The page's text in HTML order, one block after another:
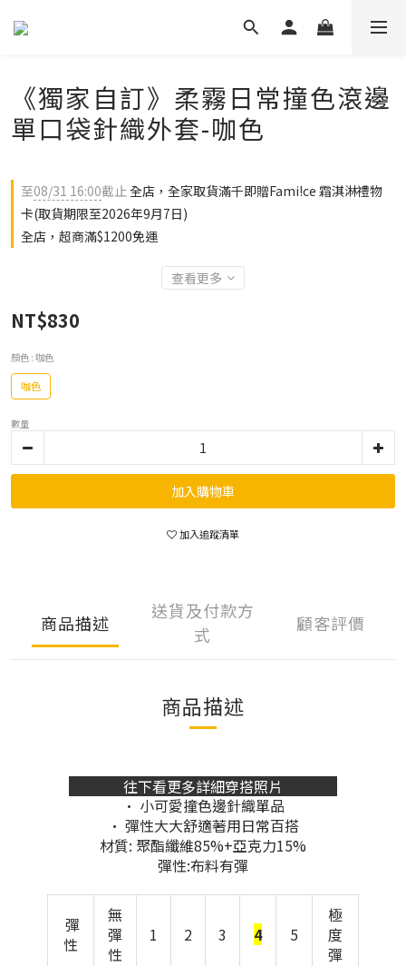
《獨家自訂》柔霧日常撞色滾邊
單口袋針織外套-咖色
至08/31 16:00截止全店，全家取貨滿千即贈Fami!ce 霜淇淋禮物
卡(取貨期限至2026年9月7日)
全店，超商滿$1200免運
查看更多
NT$830
顏色 : 咖色
咖色
數量
加入購物車
加入追蹤清單
商品描述
送貨及付款方
式
顧客評價
商品描述
往下看更多詳細穿搭照片
• 小可愛撞色邊針織單品
• 彈性大大舒適著用日常百搭
材質: 聚酯纖維85%+亞克力15%
彈性:布料有彈
彈
性
無
彈
性
1 2 3 4 5
極
度
彈